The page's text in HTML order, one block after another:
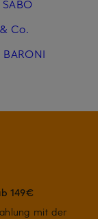
Co.
BARONI
149€
mit der